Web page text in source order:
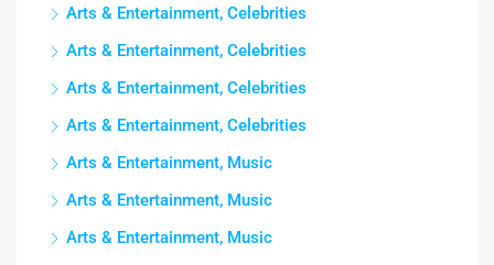
Arts & Entertainment, Celebrities
Arts & Entertainment, Celebrities
Arts & Entertainment, Celebrities
Arts & Entertainment, Celebrities
Arts & Entertainment, Music
Arts & Entertainment, Music
Arts & Entertainment, Music